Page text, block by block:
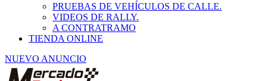
VIDEOS DE RALLY.
A CONTRATRAMO
TIENDA ONLINE
NUEVO ANUNCIO